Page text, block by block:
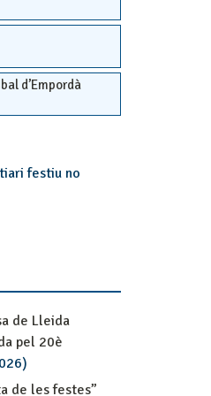
d’Empordà
festiu no
de Lleida
pel 20è
de les festes”